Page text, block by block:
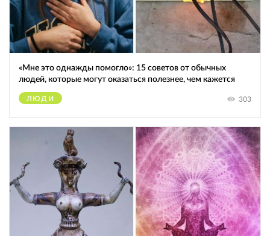
«Мне это однажды помогло»: 15 советов от обычных
людей, которые могут оказаться полезнее, чем кажется
ЛЮДИ 303